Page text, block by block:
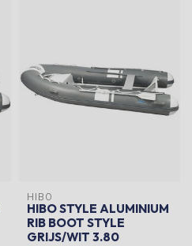
HIBO
HIBO STYLE ALUMINIUM
RIB BOOT STYLE
GRIJS/WIT 3.80